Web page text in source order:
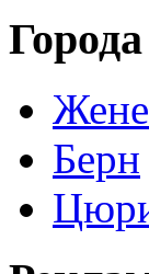
Берн